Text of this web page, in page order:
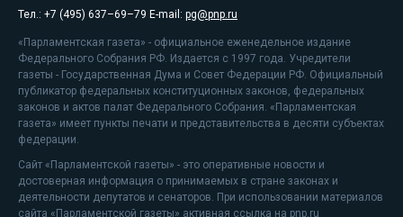
Тел.: +7 (495) 637–69–79 E-mail: pg@pnp.ru
«Парламентская газета» - официальное еженедельное издание
Федерального Собрания РФ. Издается с 1997 года. Учредители
газеты - Государственная Дума и Совет Федерации РФ. Официальный
публикатор федеральных конституционных законов, федеральных
законов и актов палат Федерального Собрания. «Парламентская
газета» имеет пункты печати и представительства в десяти субъектах
федерации.
Сайт «Парламентской газеты» - это оперативные новости и
достоверная информация о принимаемых в стране законах и
деятельности депутатов и сенаторов. При использовании материалов
сайта «Парламентской газеты» активная ссылка на pnp.ru